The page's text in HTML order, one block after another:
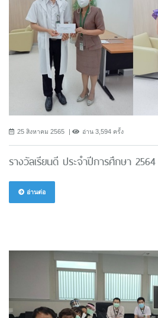
25 สิงหาคม 2565 อ่าน 3,594 ครั้ง
รางวัลเรียนดี ประจำปีการศึกษา 2564
อ่านต่อ